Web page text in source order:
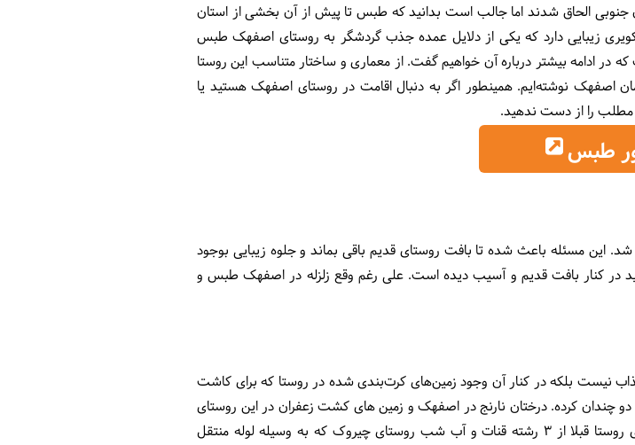
اصفهک در سال 1391 به استان خراسان جنوبی الحاق شدند اما جالب است بدانید که طبس تا پیش از آن بخشی از استان
زیبایی دارد که یکی از دلایل عمده جذب گردشگر به روستای اصفهک طبس
ادامه بیشتر درباره آن خواهیم گفت. از معماری و ساختار متناسب این روستا
اصفهک نوشته‌ایم. همینطور اگر به دنبال اقامت در روستای اصفهک هستید یا
مطلب را از دست ندهید.
طبس
این مسئله باعث شده تا بافت روستای قدیم باقی بماند و جلوه زیبایی بوجود
در کنار بافت قدیم و آسیب دیده است. علی رغم وقع زلزله در اصفهک طبس و
نیست بلکه در کنار آن وجود زمین‌های کرت‌بندی شده در روستا که برای کاشت
دو چندان کرده.درختان نارنج در اصفهک و زمین های کشت زعفران در این روستای
قدیمی تجربه ای جدید در سفر برای شما خلق می‌کند. آب کشاورزی روستا قبلا از 3 رشته قنات و آب شب روستای چیروک که به وسیله لوله منتقل